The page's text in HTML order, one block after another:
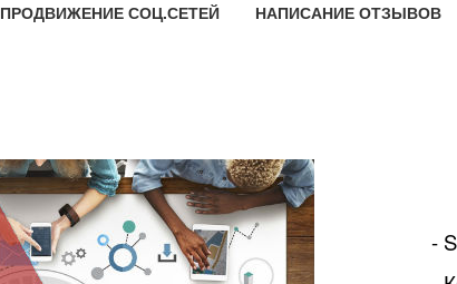
ПРОДВИЖЕНИЕ СОЦ.СЕТЕЙ НАПИСАНИЕ ОТЗЫВОВ
-